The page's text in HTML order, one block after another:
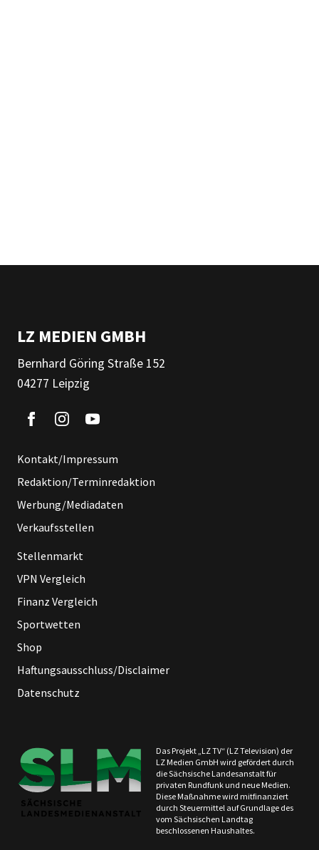
LZ MEDIEN GMBH
Bernhard Göring Straße 152
04277 Leipzig
Kontakt/Impressum
Redaktion/Terminredaktion
Werbung/Mediadaten
Verkaufsstellen
Stellenmarkt
VPN Vergleich
Finanz Vergleich
Sportwetten
Shop
Haftungsausschluss/Disclaimer
Datenschutz
Das Projekt „LZ TV“ (LZ Television) der
LZ Medien GmbH wird gefördert durch
die Sächsische Landesanstalt für
privaten Rundfunk und neue Medien.
Diese Maßnahme wird mitfinanziert
durch Steuermittel auf Grundlage des
vom Sächsischen Landtag
beschlossenen Haushaltes.